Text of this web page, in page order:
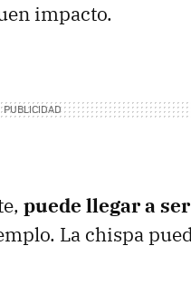
impacto.
puede llegar a
La chispa